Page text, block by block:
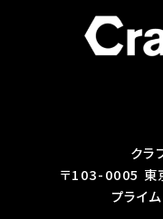
クラ
〒103-0005 東
プライ